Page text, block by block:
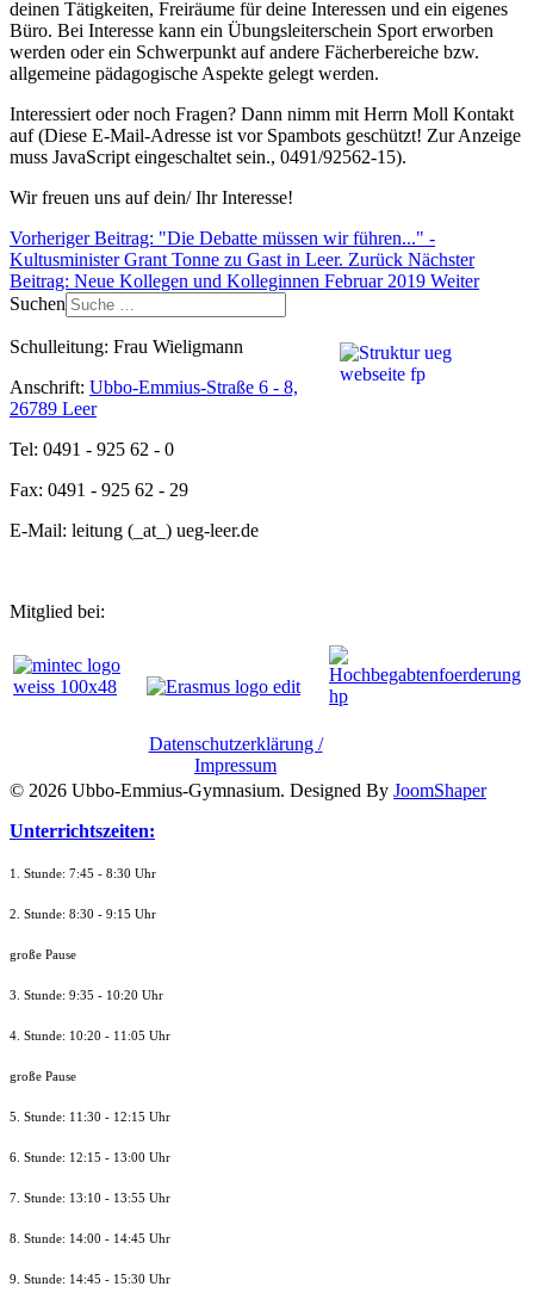
deinen Tätigkeiten, Freiräume für deine Interessen und ein eigenes
Büro. Bei Interesse kann ein Übungsleiterschein Sport erworben
werden oder ein Schwerpunkt auf andere Fächerbereiche bzw.
allgemeine pädagogische Aspekte gelegt werden.
Interessiert oder noch Fragen? Dann nimm mit Herrn Moll Kontakt
auf (Diese E-Mail-Adresse ist vor Spambots geschützt! Zur Anzeige
muss JavaScript eingeschaltet sein., 0491/92562-15).
Wir freuen uns auf dein/ Ihr Interesse!
Vorheriger Beitrag: "Die Debatte müssen wir führen..." -
Kultusminister Grant Tonne zu Gast in Leer. Zurück Nächster
Beitrag: Neue Kollegen und Kolleginnen Februar 2019 Weiter
Suchen
Schulleitung: Frau Wieligmann
Anschrift: Ubbo-Emmius-Straße 6 - 8,
26789 Leer
Tel: 0491 - 925 62 - 0
Fax: 0491 - 925 62 - 29
E-Mail: leitung (_at_) ueg-leer.de
Mitglied bei:
Datenschutzerklärung /
Impressum
© 2026 Ubbo-Emmius-Gymnasium. Designed By JoomShaper
Unterrichtszeiten:
1. Stunde: 7:45 - 8:30 Uhr
2. Stunde: 8:30 - 9:15 Uhr
große Pause
3. Stunde: 9:35 - 10:20 Uhr
4. Stunde: 10:20 - 11:05 Uhr
große Pause
5. Stunde: 11:30 - 12:15 Uhr
6. Stunde: 12:15 - 13:00 Uhr
7. Stunde: 13:10 - 13:55 Uhr
8. Stunde: 14:00 - 14:45 Uhr
9. Stunde: 14:45 - 15:30 Uhr